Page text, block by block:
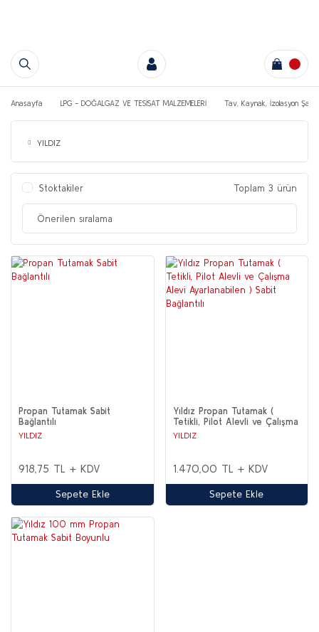
Anasayfa LPG - DOĞALGAZ VE TESİSAT MALZEMELERİ Tav, Kaynak, İzolasyon
YILDIZ
Stoktakiler Toplam 3 ürün
Propan Tutamak Sabit
Bağlantılı
YILDIZ
918,75 TL + KDV
Sepete Ekle
Yıldız Propan Tutamak (
Tetikli, Pilot Alevli ve Çalışma
Alevi Ayarlanabilen ) Sabit
YILDIZ
1.470,00 TL + KDV
Sepete Ekle